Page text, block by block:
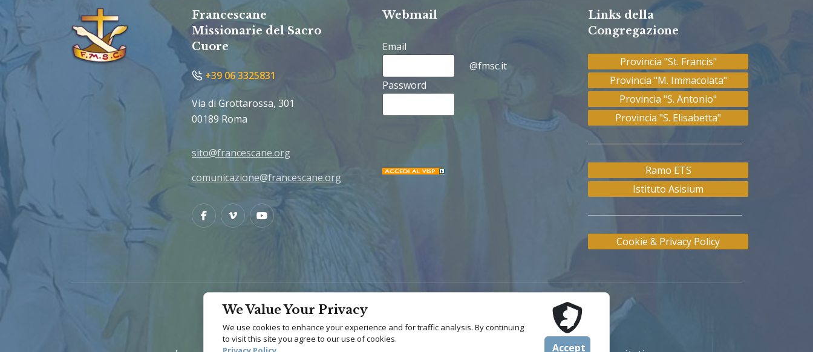
We Value Your Privacy
We use cookies to enhance your experience and for traffic analysis. By continuing
to visit this site you agree to our use of cookies.
Accept
Francescane
Missionarie del Sacro
Cuore
+39 06 3325831
Via di Grottarossa, 301
00189 Roma
sito@francescane.org
comunicazione@francescane.org
FacebookVimeoYoutube
Webmail
Email
@fmsc.it
Password
Links della
Congregazione
Provincia "St. Francis"
Provincia "M. Immacolata"
Provincia "S. Antonio"
Provincia "S. Elisabetta"
Ramo ETS
Istituto Asisium
Cookie & Privacy Policy
Home
Missione